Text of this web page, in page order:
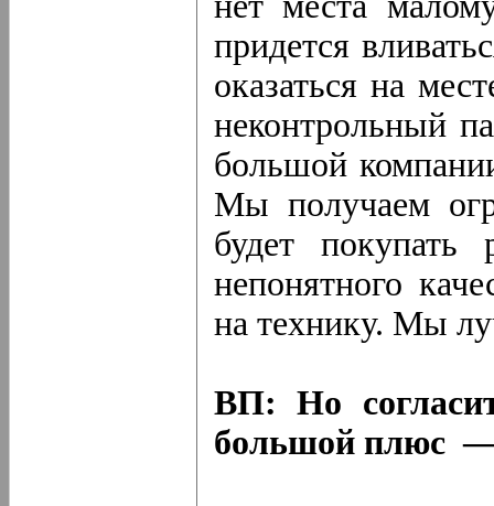
придется
оказаться на
неконтрольный
большой
Мы получаем
будет покупать
непонятного
на технику. Мы
ВП: Но
большой плюс —